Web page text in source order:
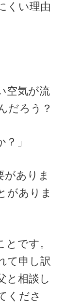
くい理由
空気が流
だろう？
」
がありま
がありま
です。
て申し訳
と相談し
くださ